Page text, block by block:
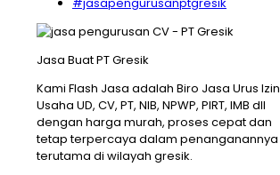
Jasa Buat PT Gresik
Kami Flash Jasa adalah Biro Jasa Urus Izin
Usaha UD, CV, PT, NIB, NPWP, PIRT, IMB dll
dengan harga murah, proses cepat dan
tetap terpercaya dalam penanganannya
terutama di wilayah gresik.